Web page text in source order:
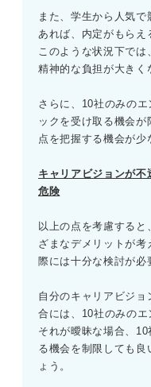
また、学生から人気
あれば、内定がもらえ
このような状況下では
精神的な負担が大きく
さらに、10社のみの
ックを受け取る機会
点を把握する機会が少
キャリアビジョンが不
危険
以上の点を考慮すると
ざまなデメリットが考
際には十分な検討が必
自分のキャリアビジ
合には、10社のみの
それが曖昧な場合、
る機会を制限しても良
ょう。